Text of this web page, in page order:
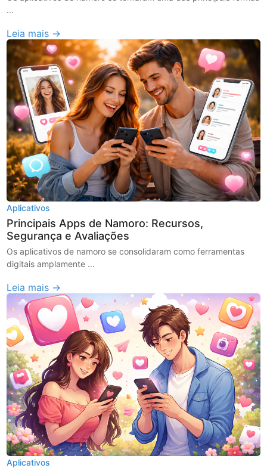
...
Leia mais →
Aplicativos
Principais Apps de Namoro: Recursos,
Segurança e Avaliações
Os aplicativos de namoro se consolidaram como ferramentas
digitais amplamente ...
Leia mais →
Aplicativos